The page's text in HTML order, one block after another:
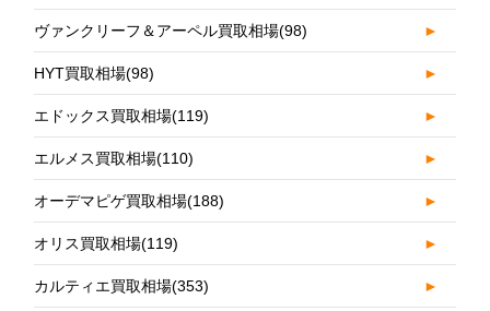
ヴァンクリーフ＆アーペル買取相場(98) ►
HYT買取相場(98) ►
エドックス買取相場(119) ►
エルメス買取相場(110) ►
オーデマピゲ買取相場(188) ►
オリス買取相場(119) ►
カルティエ買取相場(353) ►